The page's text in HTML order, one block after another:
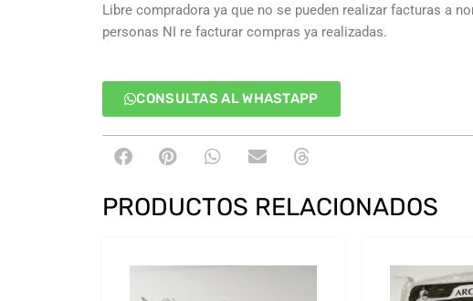
Libre compradora ya que no se pueden realizar facturas a
personas NI re facturar compras ya realizadas.
CONSULTAS AL WHASTAPP
PRODUCTOS RELACIONADOS